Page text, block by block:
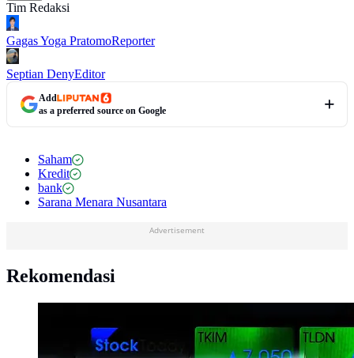
Tim Redaksi
Gagas Yoga PratomoReporter
Septian DenyEditor
Add
as a preferred source on Google
Saham
Kredit
bank
Sarana Menara Nusantara
Advertisement
Rekomendasi